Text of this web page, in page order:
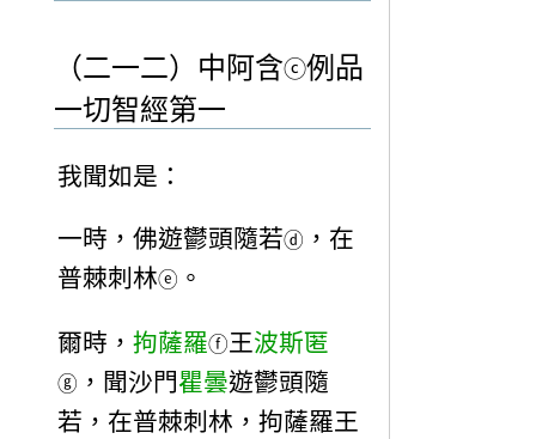
（二一二）中阿含ⓒ例品
一切智經第一
我聞如是：
一時，佛遊鬱頭隨若ⓓ ，在
普棘刺林ⓔ 。
爾時， 拘薩羅ⓕ王波斯匿
ⓖ ，聞沙門瞿曇遊鬱頭隨
若，在普棘刺林，拘薩羅王